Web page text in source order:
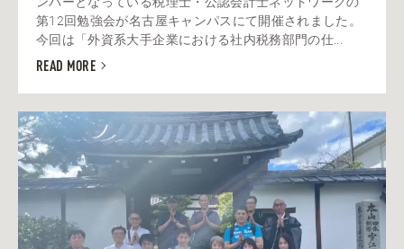
第12回勉強会が名古屋キャンパスにて開催されました。
今回は「外資系大手企業における社内税務部門の仕...
READ MORE